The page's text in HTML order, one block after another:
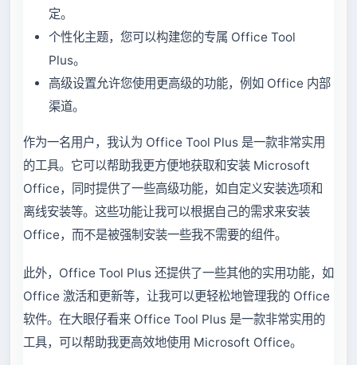
定。
个性化主题，您可以构建您的专属 Office Tool
Plus。
高级设置允许您使用更高级的功能，例如 Office 内部
渠道。
作为一名用户，我认为 Office Tool Plus 是一款非常实用
的工具。它可以帮助我更方便地获取和安装 Microsoft
Office，同时提供了一些高级功能，如自定义安装选项和
离线安装等。这些功能让我可以根据自己的需求来安装
Office，而不是被强制安装一些我不需要的组件。
此外，Office Tool Plus 还提供了一些其他的实用功能，如
Office 激活和更新等，让我可以更轻松地管理我的 Office
软件。在大眼仔看来 Office Tool Plus 是一款非常实用的
工具，可以帮助我更高效地使用 Microsoft Office。